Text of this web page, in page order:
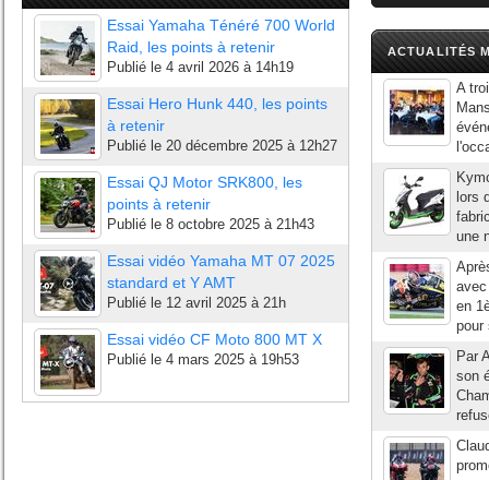
Essai Yamaha Ténéré 700 World
Raid, les points à retenir
Publié le 4 avril 2026 à 14h19
Essai Hero Hunk 440, les points
à retenir
Publié le 20 décembre 2025 à 12h27
Essai QJ Motor SRK800, les
points à retenir
Publié le 8 octobre 2025 à 21h43
Essai vidéo Yamaha MT 07 2025
standard et Y AMT
Publié le 12 avril 2025 à 21h
Essai vidéo CF Moto 800 MT X
Publié le 4 mars 2025 à 19h53
ACTUALITÉS
A
lors
une
en
pour
Par
son